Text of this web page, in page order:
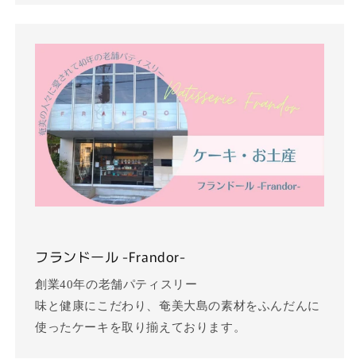
フランドール -Frandor-
創業40年の老舗パティスリー
味と健康にこだわり、奄美大島の素材をふんだんに
使ったケーキを取り揃えております。